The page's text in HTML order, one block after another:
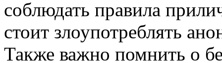
соблюдать правила
стоит злоупотреблять
Также важно помнить о